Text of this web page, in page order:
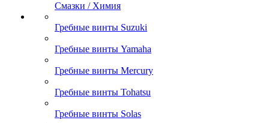
Смазки / Химия
Гребные винты Suzuki
Гребные винты Yamaha
Гребные винты Mercury
Гребные винты Tohatsu
Гребные винты Solas